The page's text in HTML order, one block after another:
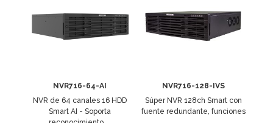
NVR716-64-AI
NVR de 64 canales 16 HDD
Smart AI - Soporta
NVR716-128-IVS
Súper NVR 128ch Smart con
fuente redundante, funciones